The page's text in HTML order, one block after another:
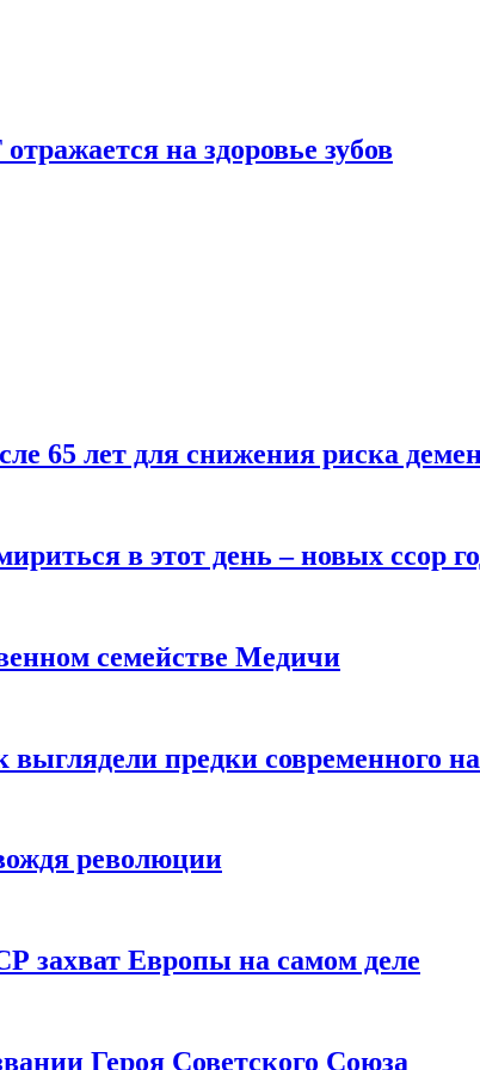
на здоровье зубов
65 лет для снижения риска
в этот день – новых ссор
семействе Медичи
предки современного
революции
захват Европы на самом деле
Героя Советского Союза